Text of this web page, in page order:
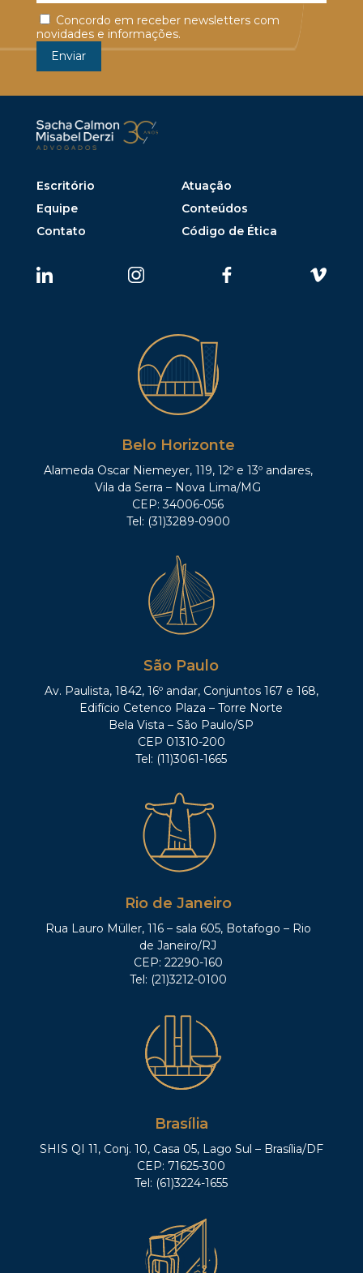
Concordo em receber newsletters com
novidades e informações.
Escritório
Atuação
Equipe
Conteúdos
Contato
Código de Ética
Belo Horizonte
Alameda Oscar Niemeyer, 119, 12º e 13º andares,
Vila da Serra – Nova Lima/MG
CEP: 34006-056
Tel: (31)3289-0900
São Paulo
Av. Paulista, 1842, 16º andar, Conjuntos 167 e 168,
Edifício Cetenco Plaza – Torre Norte
Bela Vista – São Paulo/SP
CEP 01310-200
Tel: (11)3061-1665
Rio de Janeiro
Rua Lauro Müller, 116 – sala 605, Botafogo – Rio
de Janeiro/RJ
CEP: 22290-160
Tel: (21)3212-0100
Brasília
SHIS QI 11, Conj. 10, Casa 05, Lago Sul – Brasília/DF
CEP: 71625-300
Tel: (61)3224-1655